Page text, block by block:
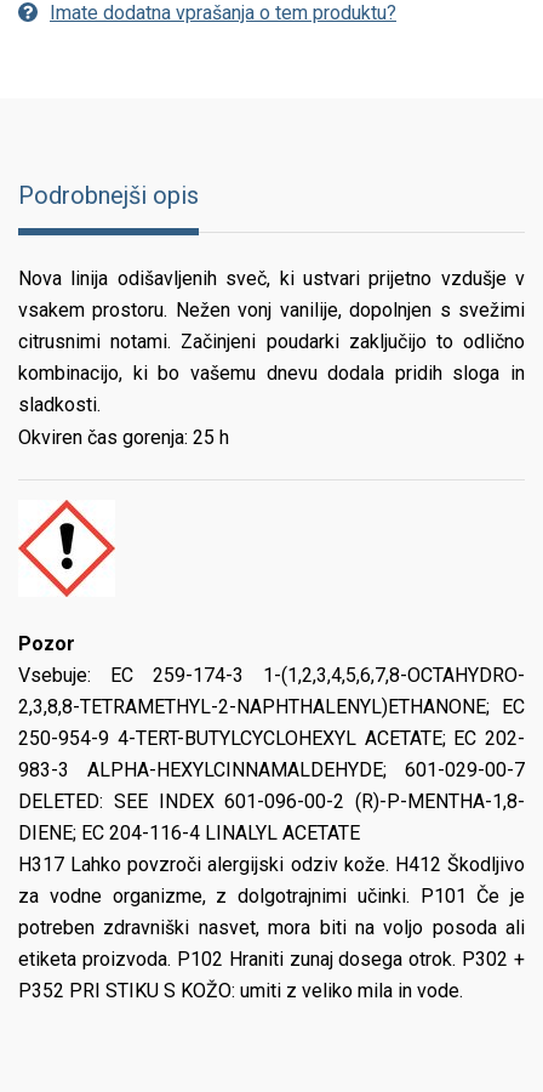
Imate dodatna vprašanja o tem produktu?
Podrobnejši opis
Nova linija odišavljenih sveč, ki ustvari prijetno vzdušje v
vsakem prostoru. Nežen vonj vanilije, dopolnjen s svežimi
citrusnimi notami. Začinjeni poudarki zaključijo to odlično
kombinacijo, ki bo vašemu dnevu dodala pridih sloga in
sladkosti.
Okviren čas gorenja: 25 h
Pozor
Vsebuje: EC 259-174-3 1-(1,2,3,4,5,6,7,8-OCTAHYDRO-
2,3,8,8-TETRAMETHYL-2-NAPHTHALENYL)ETHANONE; EC
250-954-9 4-TERT-BUTYLCYCLOHEXYL ACETATE; EC 202-
983-3 ALPHA-HEXYLCINNAMALDEHYDE; 601-029-00-7
DELETED: SEE INDEX 601-096-00-2 (R)-P-MENTHA-1,8-
DIENE; EC 204-116-4 LINALYL ACETATE
H317 Lahko povzroči alergijski odziv kože. H412 Škodljivo
za vodne organizme, z dolgotrajnimi učinki. P101 Če je
potreben zdravniški nasvet, mora biti na voljo posoda ali
etiketa proizvoda. P102 Hraniti zunaj dosega otrok. P302 +
P352 PRI STIKU S KOŽO: umiti z veliko mila in vode.